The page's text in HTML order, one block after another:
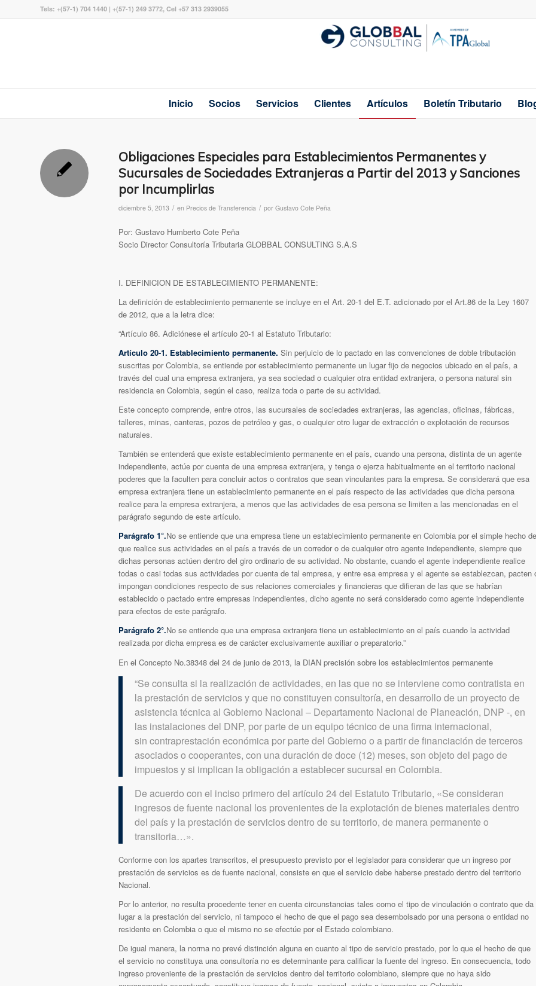
Tels: +(57-1) 704 1440 | +(57-1) 249 3772, Cel +57 313 2939055
Inicio Socios Servicios Clientes Artículos Boletín Tributario
Obligaciones Especiales para Establecimientos Permanentes y
Sucursales de Sociedades Extranjeras a Partir del 2013 y Sanciones
por Incumplirlas
diciembre 5, 2013 / en Precios de Transferencia / por Gustavo Cote Peña
Por: Gustavo Humberto Cote Peña
Socio Director Consultoría Tributaria GLOBBAL CONSULTING S.A.S
I. DEFINICION DE ESTABLECIMIENTO PERMANENTE:
La definición de establecimiento permanente se incluye en el Art. 20-1 del E.T. adicionado por el Art.86 de la Ley 1607
de 2012, que a la letra dice:
“Artículo 86. Adiciónese el artículo 20-1 al Estatuto Tributario:
Artículo 20-1. Establecimiento permanente. Sin perjuicio de lo pactado en las convenciones de doble tributación
suscritas por Colombia, se entiende por establecimiento permanente un lugar fijo de negocios ubicado en el país, a
través del cual una empresa extranjera, ya sea sociedad o cualquier otra entidad extranjera, o persona natural sin
residencia en Colombia, según el caso, realiza toda o parte de su actividad.
Este concepto comprende, entre otros, las sucursales de sociedades extranjeras, las agencias, oficinas, fábricas,
talleres, minas, canteras, pozos de petróleo y gas, o cualquier otro lugar de extracción o explotación de recursos
naturales.
También se entenderá que existe establecimiento permanente en el país, cuando una persona, distinta de un agente
independiente, actúe por cuenta de una empresa extranjera, y tenga o ejerza habitualmente en el territorio nacional
poderes que la faculten para concluir actos o contratos que sean vinculantes para la empresa. Se considerará que esa
empresa extranjera tiene un establecimiento permanente en el país respecto de las actividades que dicha persona
realice para la empresa extranjera, a menos que las actividades de esa persona se limiten a las mencionadas en el
parágrafo segundo de este artículo.
Parágrafo 1°.No se entiende que una empresa tiene un establecimiento permanente en Colombia por el simple hecho de
que realice sus actividades en el país a través de un corredor o de cualquier otro agente independiente, siempre que
dichas personas actúen dentro del giro ordinario de su actividad. No obstante, cuando el agente independiente realice
todas o casi todas sus actividades por cuenta de tal empresa, y entre esa empresa y el agente se establezcan, pacten
impongan condiciones respecto de sus relaciones comerciales y financieras que difieran de las que se habrían
establecido o pactado entre empresas independientes, dicho agente no será considerado como agente independiente
para efectos de este parágrafo.
Parágrafo 2°.No se entiende que una empresa extranjera tiene un establecimiento en el país cuando la actividad
realizada por dicha empresa es de carácter exclusivamente auxiliar o preparatorio.”
En el Concepto No.38348 del 24 de junio de 2013, la DIAN precisión sobre los establecimientos permanente
“Se consulta si la realización de actividades, en las que no se interviene como contratista en
la prestación de servicios y que no constituyen consultoría, en desarrollo de un proyecto de
asistencia técnica al Gobierno Nacional – Departamento Nacional de Planeación, DNP -, en
las instalaciones del DNP, por parte de un equipo técnico de una firma internacional,
sin contraprestación económica por parte del Gobierno o a partir de financiación de terceros
asociados o cooperantes, con una duración de doce (12) meses, son objeto del pago de
impuestos y si implican la obligación a establecer sucursal en Colombia.
De acuerdo con el inciso primero del artículo 24 del Estatuto Tributario, «Se consideran
ingresos de fuente nacional los provenientes de la explotación de bienes materiales dentro
del país y la prestación de servicios dentro de su territorio, de manera permanente o
transitoria…».
Conforme con los apartes transcritos, el presupuesto previsto por el legislador para considerar que un ingreso por
prestación de servicios es de fuente nacional, consiste en que el servicio debe haberse prestado dentro del territorio
Nacional.
Por lo anterior, no resulta procedente tener en cuenta circunstancias tales como el tipo de vinculación o contrato que da
lugar a la prestación del servicio, ni tampoco el hecho de que el pago sea desembolsado por una persona o entidad no
residente en Colombia o que el mismo no se efectúe por el Estado colombiano.
De igual manera, la norma no prevé distinción alguna en cuanto al tipo de servicio prestado, por lo que el hecho de que
el servicio no constituya una consultoría no es determinante para calificar la fuente del ingreso. En consecuencia, todo
ingreso proveniente de la prestación de servicios dentro del territorio colombiano, siempre que no haya sido